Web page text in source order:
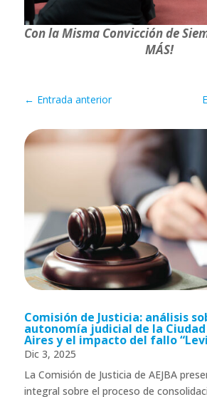
Con la Misma Convicción de
MÁS!
← Entrada anterior
Comisión de Justicia: análisis
autonomía judicial de la Ciudad
Aires y el impacto del fallo
Dic 3, 2025
La Comisión de Justicia de AEJBA
integral sobre el proceso de